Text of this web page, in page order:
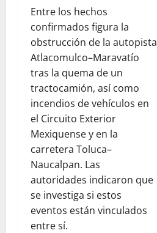
Entre los hechos
confirmados figura la
obstrucción de la autopista
Atlacomulco–Maravatío
tras la quema de un
tractocamión, así como
incendios de vehículos en
el Circuito Exterior
Mexiquense y en la
carretera Toluca–
Naucalpan. Las
autoridades indicaron que
se investiga si estos
eventos están vinculados
entre sí.